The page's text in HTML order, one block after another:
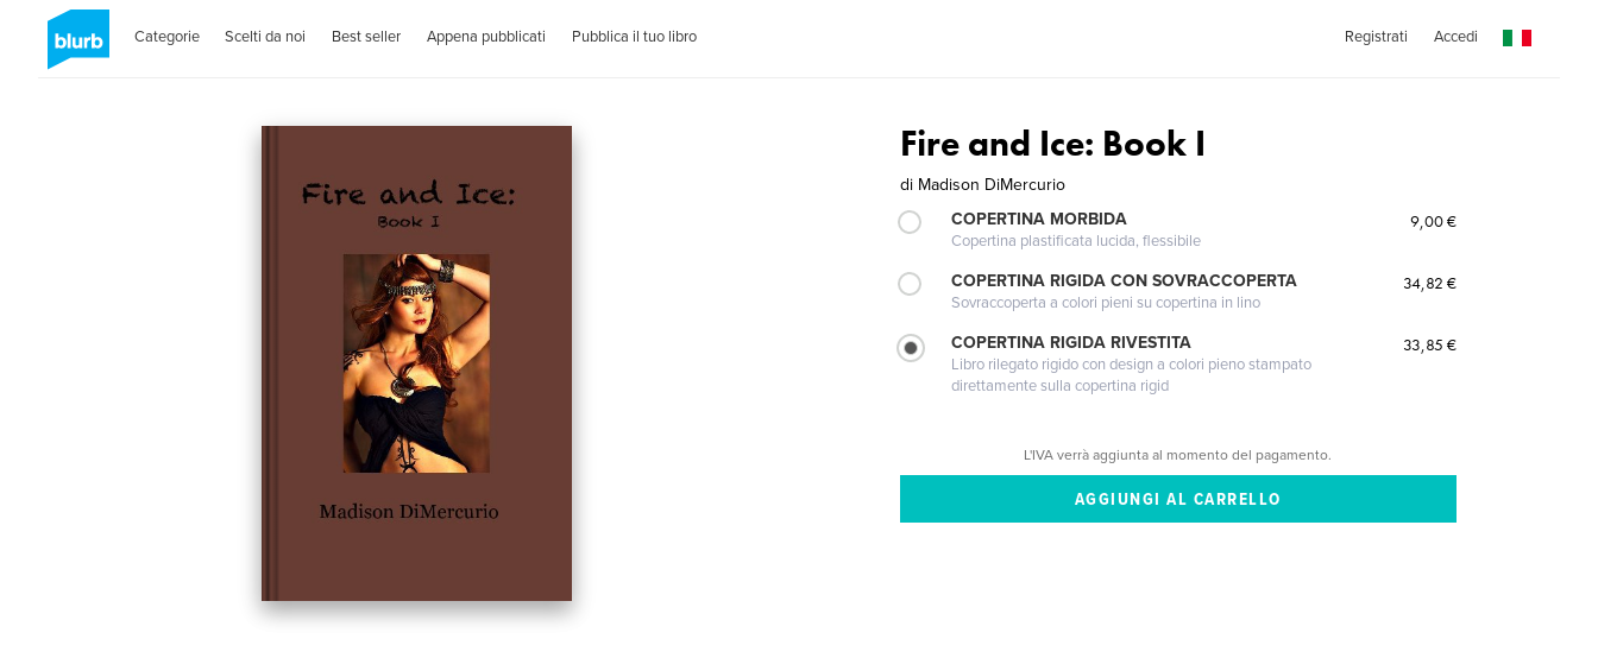
Categorie Scelti da noi Best seller Appena pubblicati Pubblica il tuo libro Registrati Accedi
Fire and Ice: Book I
di Madison DiMercurio
COPERTINA MORBIDA
Copertina plastificata lucida, flessibile
9,00 €
COPERTINA RIGIDA CON SOVRACCOPERTA
Sovraccoperta a colori pieni su copertina in lino
34,82 €
COPERTINA RIGIDA RIVESTITA
Libro rilegato rigido con design a colori pieno stampato
direttamente sulla copertina rigid
33,85 €
L'IVA verrà aggiunta al momento del pagamento.